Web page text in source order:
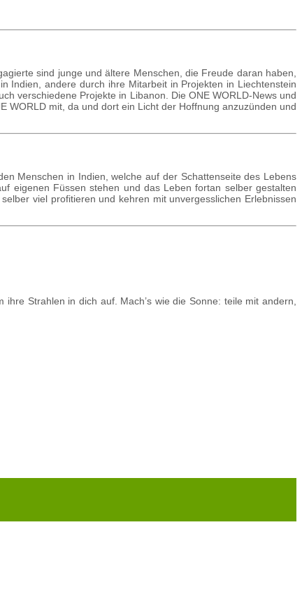
sind junge und ältere Menschen, die Freude daran haben,
Indien, andere durch ihre Mitarbeit in Projekten in Liechtenstein
verschiedene Projekte in Libanon. Die ONE WORLD-News und
WORLD mit, da und dort ein Licht der Hoffnung anzuzünden und
Men­schen in In­dien, welche auf der Schattenseite des Le­bens
eigenen Füssen stehen und das Leben fortan selber gestalten
viel profitieren und kehren mit unvergesslichen Erlebnissen
Strahlen in dich auf. Mach’s wie die Sonne: teile mit andern,